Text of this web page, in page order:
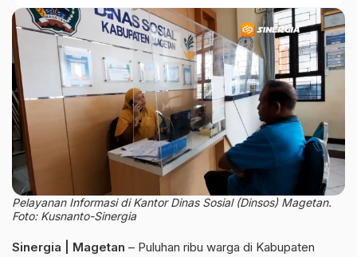
Pelayanan Informasi di Kantor Dinas Sosial (Dinsos) Magetan.
Foto: Kusnanto-Sinergia
Sinergia | Magetan – Puluhan ribu warga di Kabupaten